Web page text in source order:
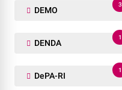
DEMO
3
DENDA
1
DePA-RI
1